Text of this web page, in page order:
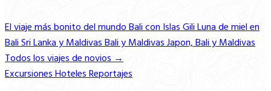
El viaje más bonito del mundoBali con Islas GiliLuna de miel en
BaliSri Lanka y MaldivasBali y MaldivasJapon, Bali y Maldivas
Todos los viajes de novios →
ExcursionesHotelesReportajes